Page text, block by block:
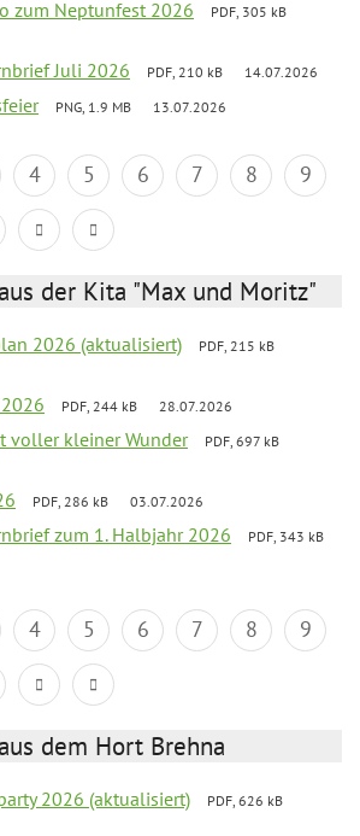
zum Neptunfest 2026
PDF, 305 kB
Juli 2026 PDF, 210 kB 14.07.2026
PNG, 1.9 MB 13.07.2026
4 5 6 7 8
9
der Kita "Max und Moritz"
2026 (aktualisiert)
PDF, 215 kB
PDF, 244 kB 28.07.2026
voller kleiner Wunder
PDF, 697 kB
PDF, 286 kB 03.07.2026
zum 1. Halbjahr 2026
PDF, 343 kB
4 5 6 7 8
9
dem Hort Brehna
2026 (aktualisiert)
PDF, 626 kB